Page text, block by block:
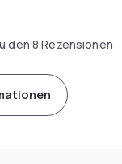
den 8 Rezensionen